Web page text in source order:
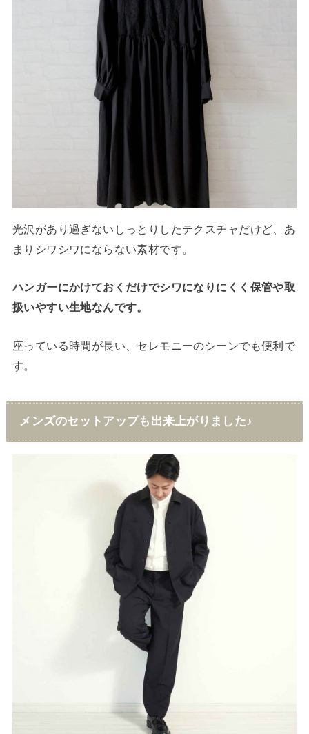
光沢があり過ぎないしっとりしたテクスチャだけど、あ
まりシワシワにならない素材です。
ハンガーにかけておくだけでシワになりにくく保管や取
扱いやすい生地なんです。
座っている時間が長い、セレモニーのシーンでも便利で
す。
メンズのセットアップも出来上がりました♪